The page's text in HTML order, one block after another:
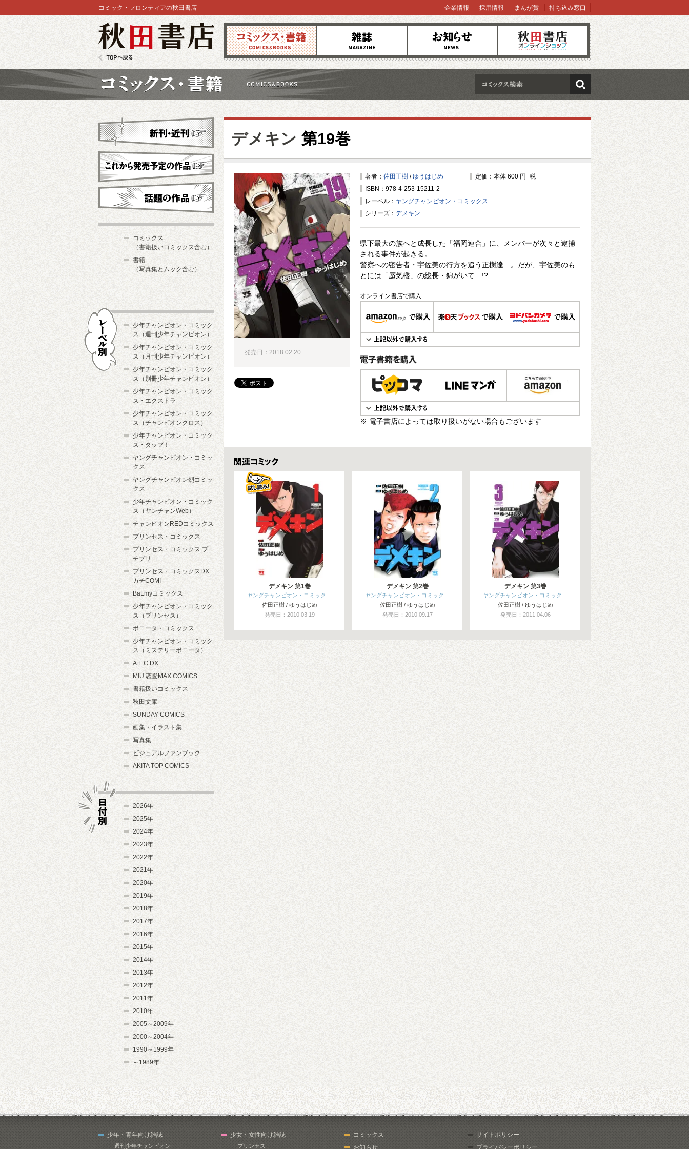
コミックス 雑誌 お知らせ オンラインショップ
コミック・フロンティアの秋田書店 企業情報 採用情報 まんが賞 持ち込み窓口
検索
デメキン 第19巻
著者： 佐田正樹 /ゆうはじめ
定価：本体 600 円+税
ISBN：978-4-253-15211-2
レーベル： ヤングチャンピオン・コミックス
シリーズ： デメキン
県下最大の族へと成長した「福岡連合」に、メンバーが次々と逮捕
される事件が起きる。
警察への密告者・宇佐美の行方を追う正樹達…。だが、宇佐美のも
とには「蜃気楼」の総長・錦がいて…!?
オンライン書店で購入
電子書籍で購入
※ 電子書店によっては取り扱いがない場合もございます
発売日：2018.02.20
関連コミックス
デメキン 第1巻
ヤングチャンピオン・コミック…
佐田正樹 / ゆうはじめ
発売日：2010.03.19
デメキン 第2巻
ヤングチャンピオン・コミック…
佐田正樹 / ゆうはじめ
発売日：2010.09.17
デメキン 第3巻
ヤングチャンピオン・コミック…
佐田正樹 / ゆうはじめ
発売日：2011.04.06
新刊・近刊
これから発売予定
コミックス
（書籍扱いコミックス含む）
書籍
（写真集とムック含む）
少年チャンピオン・コミック
ス（週刊少年チャンピオン）
少年チャンピオン・コミック
ス（月刊少年チャンピオン）
少年チャンピオン・コミック
ス（別冊少年チャンピオン）
少年チャンピオン・コミック
ス・エクストラ
少年チャンピオン・コミック
ス（チャンピオンクロス）
少年チャンピオン・コミック
ス・タップ！
ヤングチャンピオン・コミッ
クス
ヤングチャンピオン烈コミッ
クス
少年チャンピオン・コミック
ス（ヤンチャンWeb）
チャンピオンREDコミックス
プリンセス・コミックス
プリンセス・コミックス プ
チプリ
プリンセス・コミックスDX
カチCOMI
BaLmyコミックス
少年チャンピオン・コミック
ス（プリンセス）
ボニータ・コミックス
少年チャンピオン・コミック
ス（ミステリーボニータ）
A.L.C.DX
MIU 恋愛MAX COMICS
書籍扱いコミックス
秋田文庫
SUNDAY COMICS
画集・イラスト集
写真集
ビジュアルファンブック
AKITA TOP COMICS
2026年
2025年
2024年
2023年
2022年
2021年
2020年
2019年
2018年
2017年
2016年
2015年
2014年
2013年
2012年
2011年
2010年
2005～2009年
2000～2004年
1990～1999年
～1989年
少年・青年向け雑誌
週刊少年チャンピオン
少女・女性向け雑誌
プリンセス
コミックス
お知らせ
サイトポリシー
プライバシーポリシー